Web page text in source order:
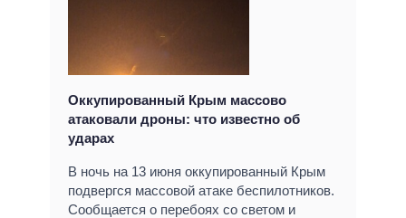
Оккупированный Крым массово
атаковали дроны: что известно об
ударах
В ночь на 13 июня оккупированный Крым
подвергся массовой атаке беспилотников.
Сообщается о перебоях со светом и